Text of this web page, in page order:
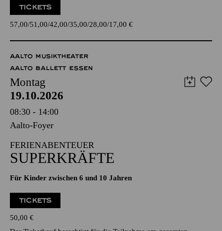
TICKETS
57,00 51,00 42,00 35,00 28,00 17,00 €
AALTO MUSIKTHEATER
AALTO BALLETT ESSEN
Montag
19.10.2026
08:30 - 14:00
Aalto-Foyer
FERIENABENTEUER
SUPERKRÄFTE
Für Kinder zwischen 6 und 10 Jahren
TICKETS
50,00 €